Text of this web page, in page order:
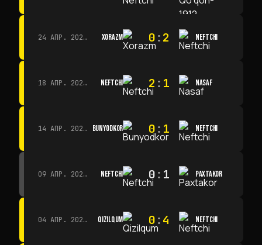
24 АПР. 2026 Г. · 14:00 XORAZM 0:2 NEFTCHI
18 АПР. 2026 Г. · 13:00 NEFTCHI 2 : 1 NASAF
14 АПР. 2026 Г. · 15:15 BUNYODKOR 0: 1 NEFTCHI
09 АПР. 2026 Г. · 14:00 NEFTCHI 0: 1 PAXTAKOR
04 АПР. 2026 Г. · 13:00 QIZILQUM 0:4 NEFTCHI